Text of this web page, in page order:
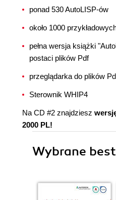
ponad 530 AutoLISP-ów
około 1000
pełna wersja książki
postaci plików Pdf
przeglądarka do plików
Sterownik WHIP4
Na CD #2 znajdziesz
2000 PL!
Wybrane